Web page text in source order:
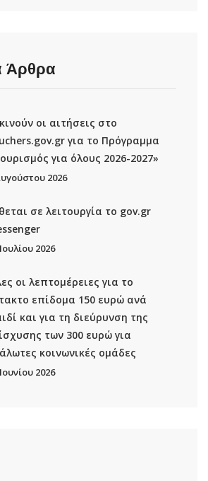
Άρθρα
οι αιτήσεις στο
για το Πρόγραμμα
για όλους 2026-2027»
2026
σε λειτουργία το gov.gr
2026
οι λεπτομέρειες για το
επίδομα 150 ευρώ ανά
και για τη διεύρυνση της
των 300 ευρώ για
κοινωνικές ομάδες
2026